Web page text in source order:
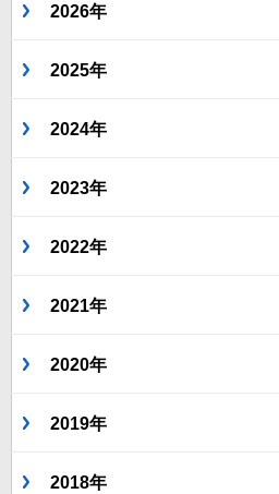
2026年
2025年
2024年
2023年
2022年
2021年
2020年
2019年
2018年